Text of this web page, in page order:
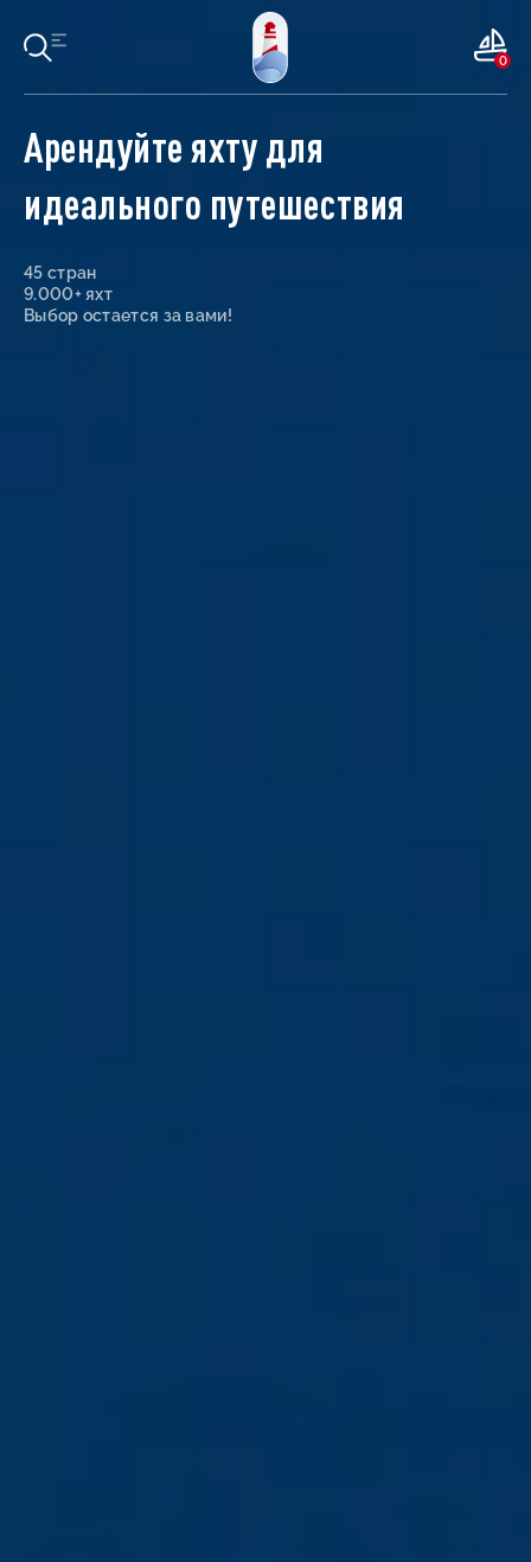
0
Арендуйте яхту для
идеального путешествия
45 стран
9.000+ яхт
Выбор остается за вами!